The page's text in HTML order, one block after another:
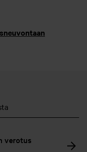
verotus